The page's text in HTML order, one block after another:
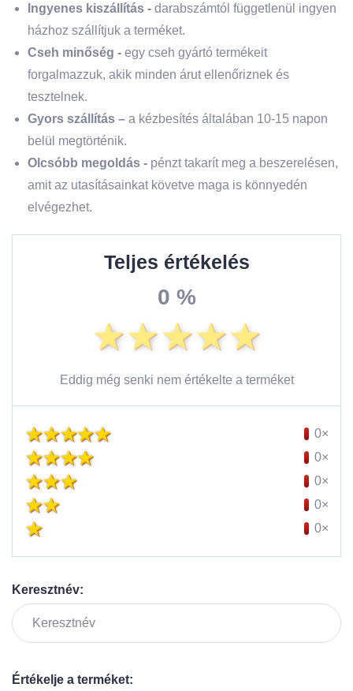
Ingyenes kiszállítás - darabszámtól függetlenül ingyen
házhoz szállítjuk a terméket.
Cseh minőség - egy cseh gyártó termékeit
forgalmazzuk, akik minden árut ellenőriznek és
tesztelnek.
Gyors szállítás – a kézbesítés általában 10-15 napon
belül megtörténik.
Olcsóbb megoldás - pénzt takarít meg a beszerelésen,
amit az utasításainkat követve maga is könnyedén
elvégezhet.
Teljes értékelés
0 %
Eddig még senki nem értékelte a terméket
0×
0×
0×
0×
0×
Keresztnév:
Értékelje a terméket: